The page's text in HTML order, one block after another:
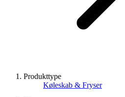
Produkttype
Køleskab & Fryser